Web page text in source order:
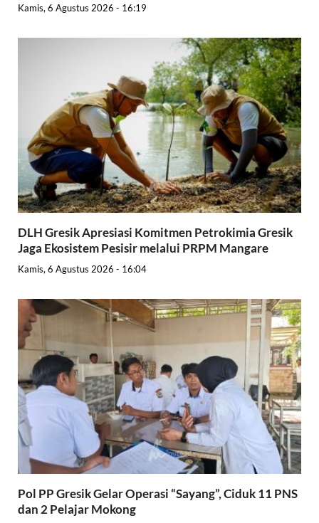
Kamis, 6 Agustus 2026 - 16:19
DLH Gresik Apresiasi Komitmen Petrokimia Gresik
Jaga Ekosistem Pesisir melalui PRPM Mangare
Kamis, 6 Agustus 2026 - 16:04
Pol PP Gresik Gelar Operasi “Sayang”, Ciduk 11 PNS
dan 2 Pelajar Mokong